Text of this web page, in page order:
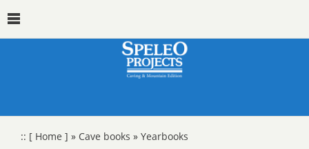
:: [ Home ] » Cave books » Yearbooks